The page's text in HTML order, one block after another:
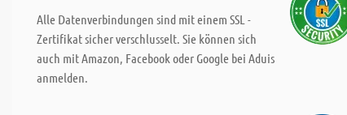
Alle Datenverbindungen sind mit einem SSL -
Zertifikat sicher verschlusselt. Sie können sich
auch mit Amazon, Facebook oder Google bei Aduis
anmelden.